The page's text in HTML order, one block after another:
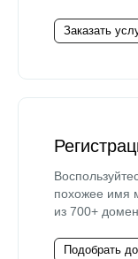
Заказать
похожее имя
из 700+
Подобрать